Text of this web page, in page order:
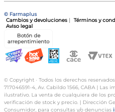
© Farmaplus
Cambios y devoluciones | Términos y
Aviso legal
Botón de
arrepentimiento
© Copyright · Todos los derechos
717046591-4, Av. Cabildo 1566, CABA |
ilustrativo. La venta de cualquiera de los
verificación de stock y precio. | Dirección
Consumidor, para consultas y/o denuncias